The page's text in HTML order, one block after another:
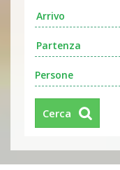
Persone
Cerca